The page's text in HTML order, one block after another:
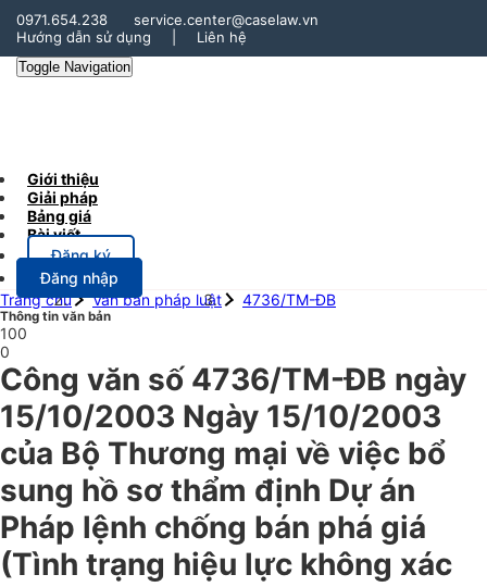
0971.654.238
service.center@caselaw.vn
Hướng dẫn sử dụng
Liên hệ
Toggle Navigation
Giới thiệu
Giải pháp
Bảng giá
Bài viết
Đăng ký
Đăng nhập
Trang chủ
Văn bản pháp luật 4736/TM-ĐB
Thông tin văn bản
100
0
Công văn số 4736/TM-ĐB ngày
15/10/2003 Ngày 15/10/2003
của Bộ Thương mại về việc bổ
sung hồ sơ thẩm định Dự án
Pháp lệnh chống bán phá giá
(Tình trạng hiệu lực không xác